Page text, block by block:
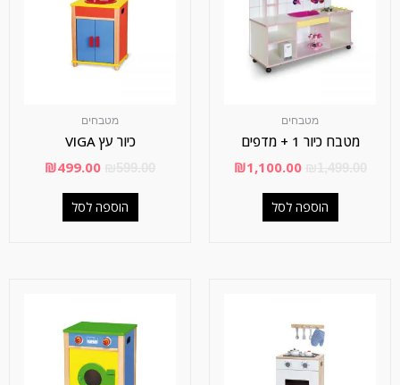
מטבחים
מטבח כיור 1 + מדפים
₪1,100.00
הוספה לסל
מטבחים
כיור עץ VIGA
₪499.00
הוספה לסל